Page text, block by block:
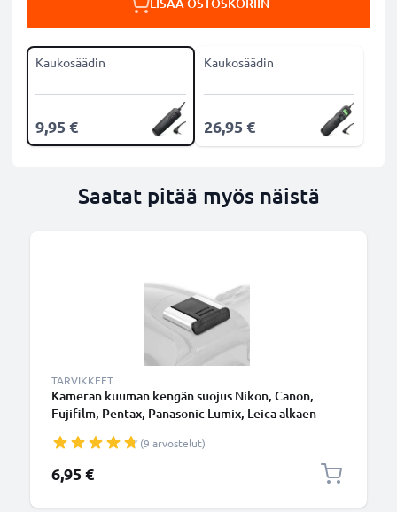
Kaukosäädin
9,95 €
Kaukosäädin
26,95 €
Saatat pitää myös näistä
TARVIKKEET
Kameran kuuman kengän suojus Nikon, Canon,
Fujifilm, Pentax, Panasonic Lumix, Leica alkaen
(9 arvostelut)
6,95 €